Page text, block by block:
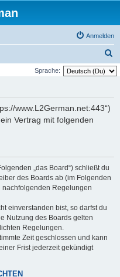
Anmelden
u
Sprache:
www.L2German.net:443“)
Vertrag mit folgenden
„das Board“) schließt du
des Boards ab (im Folgenden
nachfolgenden Regelungen
einverstanden bist, so darfst du
Nutzung des Boards gelten
Regelungen.
Zeit geschlossen und kann
Frist jederzeit gekündigt